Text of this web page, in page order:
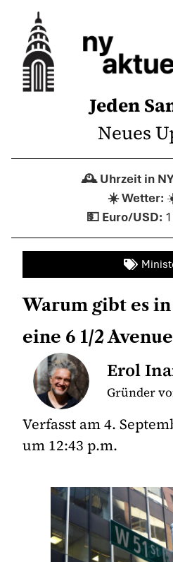
Jeden
Neues
Warum gibt es
eine 6 1/2
Erol
Gründer
Verfasst am4.
um 12:43 p.m.